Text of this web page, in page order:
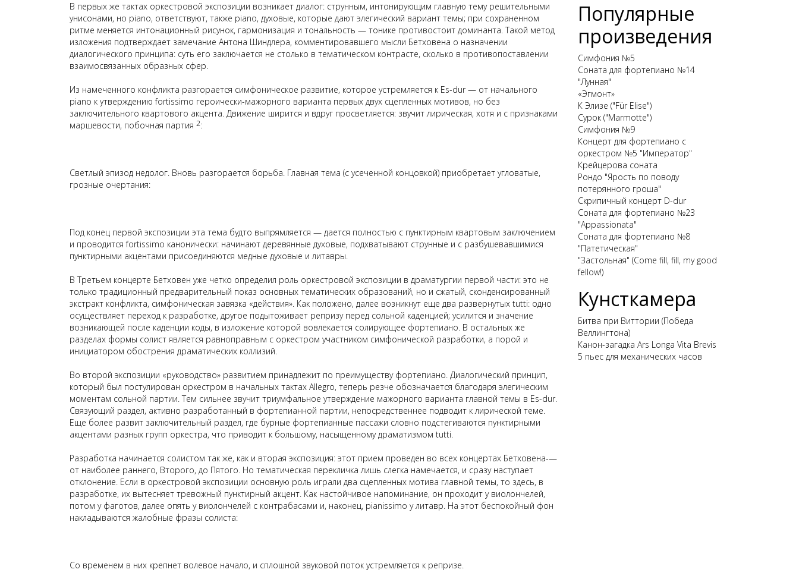
В первых же тактах оркестровой экспозиции возникает диалог: струнным, интонирующим главную тему решительными
унисонами, но piano, ответствуют, также piano, духовые, которые дают элегический вариант темы; при сохраненном
ритме меняется интонационный рисунок, гармонизация и тональность — тонике противостоит доминанта. Такой метод
изложения подтверждает замечание Антона Шиндлера, комментировавшего мысли Бетховена о назначении
диалогического принципа: суть его заключается не столько в тематическом контрасте, сколько в противопоставлении
взаимосвязанных образных сфер.
Из намеченного конфликта разгорается симфоническое развитие, которое устремляется к Es-dur — от начального
piano к утверждению fortissimo героически-мажорного варианта первых двух сцепленных мотивов, но без
заключительного квартового акцента. Движение ширится и вдруг просветляется: звучит лирическая, хотя и с признаками
маршевости, побочная партия 2:
Светлый эпизод недолог. Вновь разгорается борьба. Главная тема (с усеченной концовкой) приобретает угловатые,
грозные очертания:
Под конец первой экспозиции эта тема будто выпрямляется — дается полностью с пунктирным квартовым заключением
и проводитсяfortissimo канонически: начинают деревянные духовые, подхватывают струнные и с разбушевавшимися
пунктирными акцентами присоединяются медные духовые и литавры.
В Третьем концерте Бетховен уже четко определил роль оркестровой экспозиции в драматургии первой части: это не
только традиционный предварительный показ основных тематических образований, но и сжатый, сконденсированный
экстракт конфликта, симфоническая завязка «действия». Как положено, далее возникнут еще два развернутых tutti: одно
осуществляет переход к разработке, другое подытоживает репризу перед сольной каденцией; усилится и значение
возникающей после каденции коды, в изложение которой вовлекается солирующее фортепиано. В остальных же
разделах формы солист является равноправным с оркестром участником симфонической разработки, а порой и
инициатором обострения драматических коллизий.
Во второй экспозиции «руководство» развитием принадлежит по преимуществу фортепиано. Диалогический принцип,
который был постулирован оркестром в начальных тактах Allegro, теперь резче обозначается благодаря элегическим
моментам сольной партии. Тем сильнее звучит триумфальное утверждение мажорного варианта главной темы в Es-dur.
Связующий раздел, активно разработанный в фортепианной партии, непосредственнее подводит к лирической теме.
Еще более развит заключительный раздел, где бурные фортепианные пассажи словно подстегиваются пунктирными
акцентами разных групп оркестра, что приводит к большому, насыщенному драматизмом tutti.
Разработка начинается солистом так же, как и вторая экспозиция: этот прием проведен во всех концертах Бетховена-—
от наиболее раннего, Второго, до Пятого. Но тематическая перекличка лишь слегка намечается, и сразу наступает
отклонение. Если в оркестровой экспозиции основную роль играли два сцепленных мотива главной темы, то здесь, в
разработке, их вытесняет тревожный пунктирный акцент. Как настойчивое напоминание, он проходит у виолончелей,
потом у фаготов, далее опять у виолончелей с контрабасами и, наконец, pianissimo у литавр. На этот беспокойный фон
накладываются жалобные фразы солиста:
Со временем в них крепнет волевое начало, и сплошной звуковой поток устремляется к репризе.
Популярные
произведения
Симфония №5
Соната для фортепиано №14
"Лунная"
«Эгмонт»
К Элизе ("Für Elise")
Сурок ("Marmotte")
Симфония №9
Концерт для фортепиано с
оркестром №5 "Император"
Крейцерова соната
Рондо "Ярость по поводу
потерянного гроша"
Скрипичный концерт D-dur
Соната для фортепиано №23
"Appassionata"
Соната для фортепиано №8
"Патетическая"
"Застольная" (Come fill, fill, my good
fellow!)
Кунсткамера
Битва при Виттории (Победа
Веллингтона)
Канон-загадка Ars Longa Vita Brevis
5 пьес для механических часов